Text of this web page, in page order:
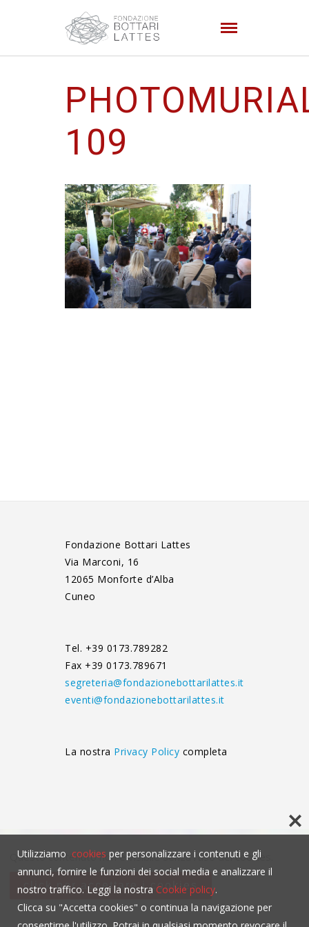
109
Fondazione Bottari Lattes
Via Marconi, 16
12065 Monforte d’Alba
Cuneo
Tel. +39 0173.789282
Fax +39 0173.789671
segreteria@fondazionebottarilattes.it
eventi@fondazionebottarilattes.it
La nostra Privacy Policy completa
Questo contenuto non è visibile senza l'uso dei cookies.
click per accettare i cookies
Utilizziamo cookies per personalizzare i contenuti e gli
annunci, fornire le funzioni dei social media e analizzare il
nostro traffico. Leggi la nostra Cookie policy.
Clicca su "Accetta cookies" o continua la navigazione per